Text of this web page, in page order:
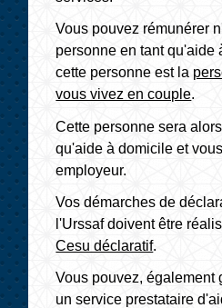
Vous pouvez rémunérer
personne en tant qu'aide
cette personne est la
vous vivez en couple.
Cette personne sera
qu'aide à domicile et
employeur.
Vos démarches de
l'Urssaf doivent être
Cesu déclaratif.
Vous pouvez, également
un service prestataire